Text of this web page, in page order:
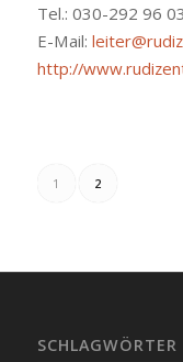
Tel.: 030-292 96 03
E-Mail:
http://
1 2
SCHLAGWÖRTER